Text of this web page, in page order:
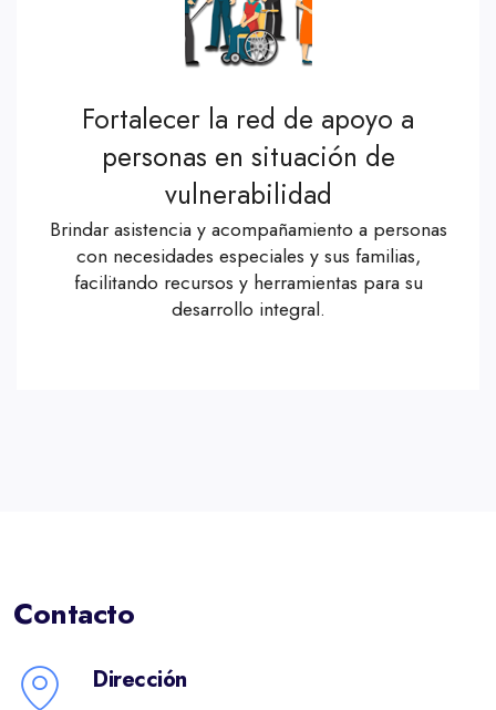
Fortalecer la red de apoyo a
personas en situación de
vulnerabilidad
Brindar asistencia y acompañamiento a personas
con necesidades especiales y sus familias,
facilitando recursos y herramientas para su
desarrollo integral.
Contacto
Dirección